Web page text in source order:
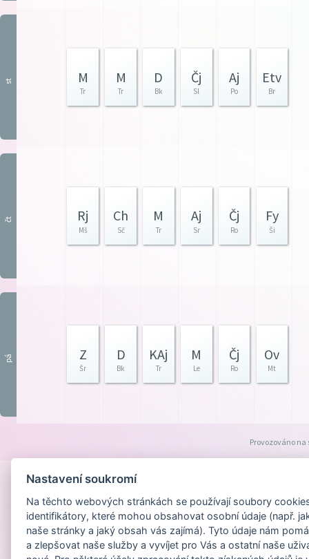
st M
Tr
M
Tr
D
Bk
Čj
Sl
Aj
Po
Etv
Br
čt Rj
Mš
Ch
Sč
M
Tr
Aj
Sr
Čj
Ro
Fy
Ši
pá Z
Šr
D
Bk
KAj
Tr
M
Le
Čj
Ro
Ov
Mt
Provozováno
Nastavení soukromí
Na těchto webových stránkách se používají soubory
identifikátory, které mohou obsahovat osobní údaje (např.
naše stránky a jaký obsah vás zajímá). Tyto údaje nám
a zlepšovat naše služby a vyvíjet pro Vás a ostatní naše